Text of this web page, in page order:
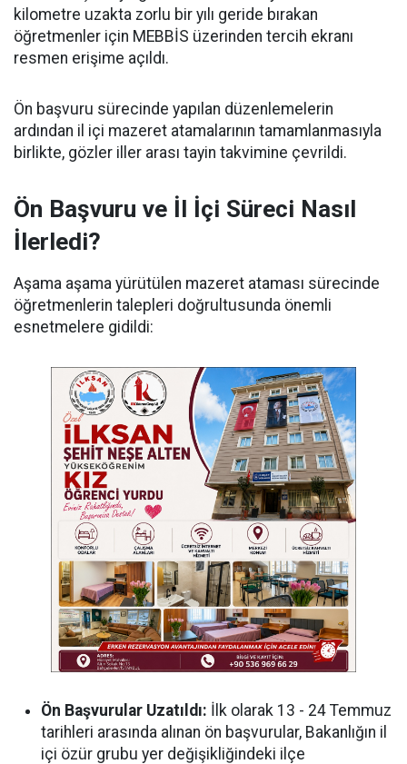
kilometre uzakta zorlu bir yılı geride bırakan
öğretmenler için MEBBİS üzerinden tercih ekranı
resmen erişime açıldı.
Ön başvuru sürecinde yapılan düzenlemelerin
ardından il içi mazeret atamalarının tamamlanmasıyla
birlikte, gözler iller arası tayin takvimine çevrildi.
Ön Başvuru ve İl İçi Süreci Nasıl
İlerledi?
Aşama aşama yürütülen mazeret ataması sürecinde
öğretmenlerin talepleri doğrultusunda önemli
esnetmelere gidildi:
Ön Başvurular Uzatıldı: İlk olarak 13 - 24 Temmuz
tarihleri arasında alınan ön başvurular, Bakanlığın il
içi özür grubu yer değişikliğindeki ilçe